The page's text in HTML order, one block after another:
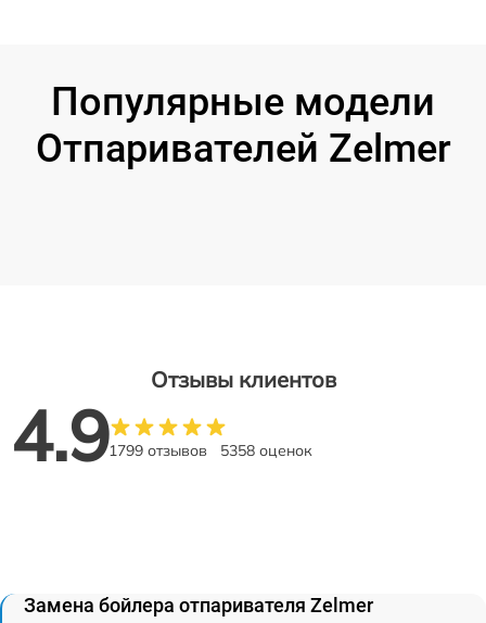
Популярные модели
Отпаривателей Zelmer
Отзывы клиентов
4.91799 отзывов 5358 оценок
Замена бойлера отпаривателя Zelmer